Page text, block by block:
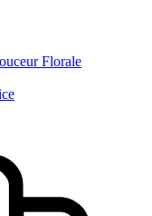
Florale